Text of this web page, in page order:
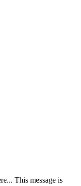
This message is